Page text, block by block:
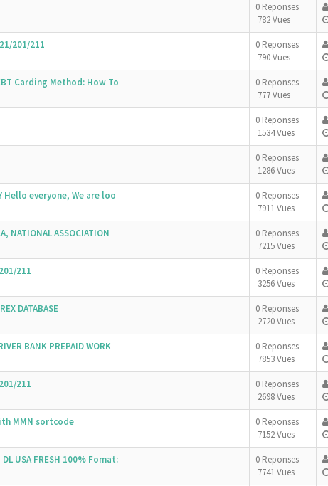
0 Reponses
782 Vues
201/211
0 Reponses
790 Vues
Carding Method: How To
0 Reponses
777 Vues
0 Reponses
1534 Vues
0 Reponses
1286 Vues
Hello everyone, We are loo
0 Reponses
7911 Vues
NATIONAL ASSOCIATION
0 Reponses
7215 Vues
211
0 Reponses
3256 Vues
DATABASE
0 Reponses
2720 Vues
BANK PREPAID WORK
0 Reponses
7853 Vues
211
0 Reponses
2698 Vues
MMN sortcode
0 Reponses
7152 Vues
DL USA FRESH 100% Fomat:
0 Reponses
7741 Vues